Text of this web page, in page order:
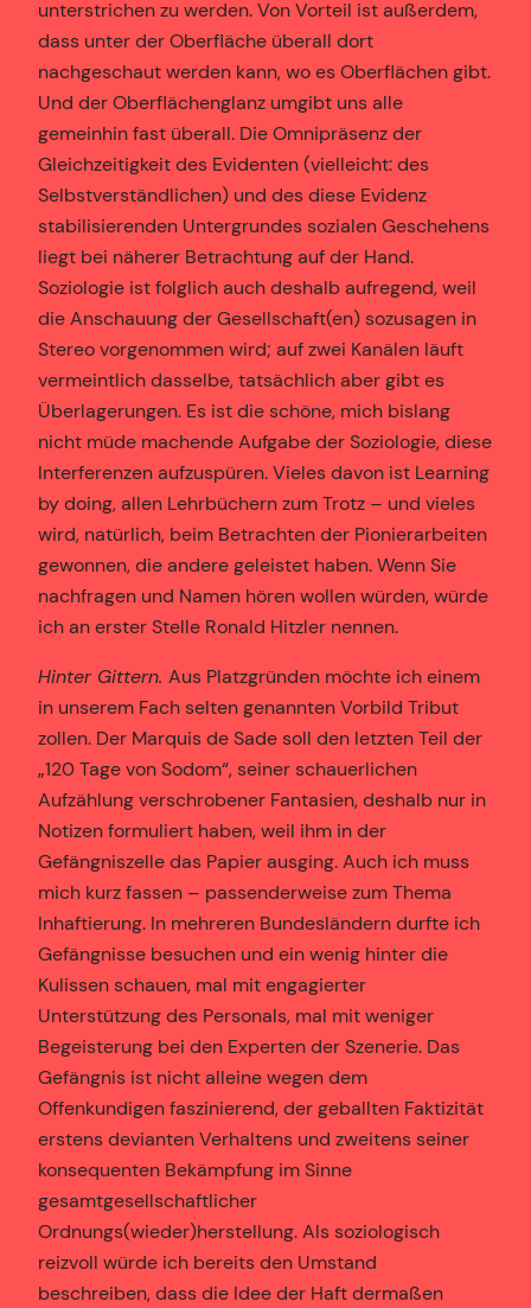
unterstrichen zu werden. Von Vorteil ist außerdem,
dass unter der Oberfläche überall dort
nachgeschaut werden kann, wo es Oberflächen gibt.
Und der Oberflächenglanz umgibt uns alle
gemeinhin fast überall. Die Omnipräsenz der
Gleichzeitigkeit des Evidenten (vielleicht: des
Selbstverständlichen) und des diese Evidenz
stabilisierenden Untergrundes sozialen Geschehens
liegt bei näherer Betrachtung auf der Hand.
Soziologie ist folglich auch deshalb aufregend, weil
die Anschauung der Gesellschaft(en) sozusagen in
Stereo vorgenommen wird; auf zwei Kanälen läuft
vermeintlich dasselbe, tatsächlich aber gibt es
Überlagerungen. Es ist die schöne, mich bislang
nicht müde machende Aufgabe der Soziologie, diese
Interferenzen aufzuspüren. Vieles davon ist Learning
by doing, allen Lehrbüchern zum Trotz – und vieles
wird, natürlich, beim Betrachten der Pionierarbeiten
gewonnen, die andere geleistet haben. Wenn Sie
nachfragen und Namen hören wollen würden, würde
ich an erster Stelle Ronald Hitzler nennen.
Hinter Gittern. Aus Platzgründen möchte ich einem
in unserem Fach selten genannten Vorbild Tribut
zollen. Der Marquis de Sade soll den letzten Teil der
„120 Tage von Sodom“, seiner schauerlichen
Aufzählung verschrobener Fantasien, deshalb nur in
Notizen formuliert haben, weil ihm in der
Gefängniszelle das Papier ausging. Auch ich muss
mich kurz fassen – passenderweise zum Thema
Inhaftierung. In mehreren Bundesländern durfte ich
Gefängnisse besuchen und ein wenig hinter die
Kulissen schauen, mal mit engagierter
Unterstützung des Personals, mal mit weniger
Begeisterung bei den Experten der Szenerie. Das
Gefängnis ist nicht alleine wegen dem
Offenkundigen faszinierend, der geballten Faktizität
erstens devianten Verhaltens und zweitens seiner
konsequenten Bekämpfung im Sinne
gesamtgesellschaftlicher
Ordnungs(wieder)herstellung. Als soziologisch
reizvoll würde ich bereits den Umstand
beschreiben, dass die Idee der Haft dermaßen